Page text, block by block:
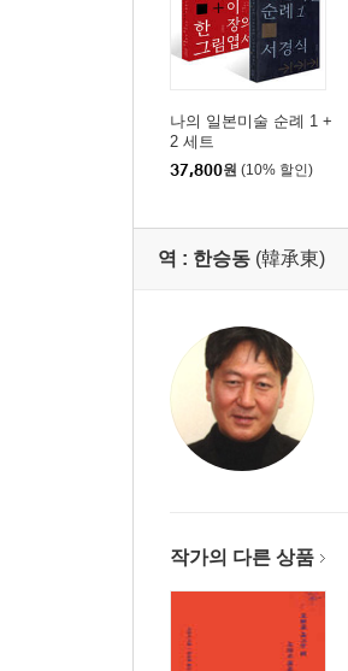
나의 일본미술 순례 1 +
2 세트
37,800원 (10% 할인)
역 : 한승동 (韓承東)
작가의 다른 상품